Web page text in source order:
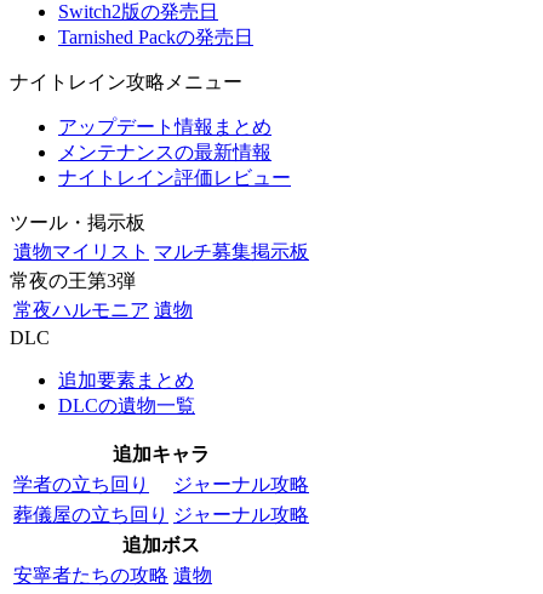
Switch2版の発売日
Tarnished Packの発売日
ナイトレイン攻略メニュー
アップデート情報まとめ
メンテナンスの最新情報
ナイトレイン評価レビュー
ツール・掲示板
遺物マイリスト マルチ募集掲示板
常夜の王第3弾
常夜ハルモニア 遺物
DLC
追加要素まとめ
DLCの遺物一覧
追加キャラ
学者の立ち回り
ジャーナル攻略
葬儀屋の立ち回り ジャーナル攻略
追加ボス
安寧者たちの攻略 遺物